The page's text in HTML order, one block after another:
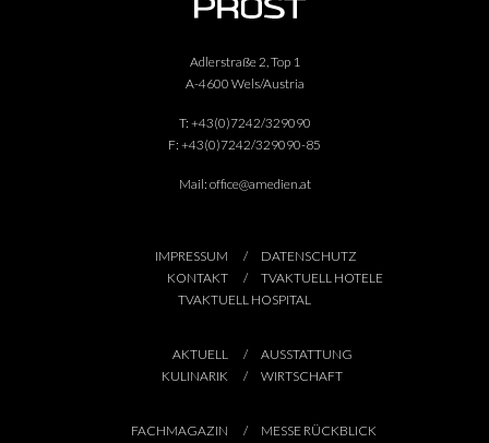
Adlerstraße 2, Top 1
A-4600 Wels/Austria
T: +43(0)7242/329090
F: +43(0)7242/329090-85
Mail: office@amedien.at
IMPRESSUM
DATENSCHUTZ
KONTAKT
TVAKTUELL HOTELE
TVAKTUELL HOSPITAL
AKTUELL
AUSSTATTUNG
KULINARIK
WIRTSCHAFT
FACHMAGAZIN MESSE RÜCKBLICK